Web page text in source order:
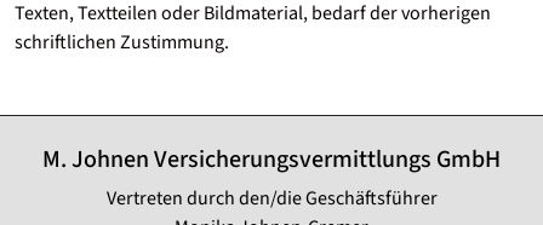
Texten, Textteilen oder Bildmaterial, bedarf der vorherigen
schriftlichen Zustimmung.
M. Johnen Versicherungsvermittlungs GmbH
Vertreten durch den/die Geschäftsführer